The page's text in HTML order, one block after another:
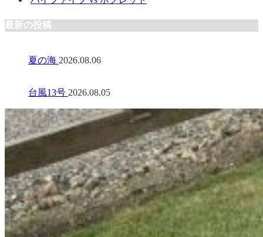
最新の投稿
夏の海 2026.08.06
台風13号 2026.08.05